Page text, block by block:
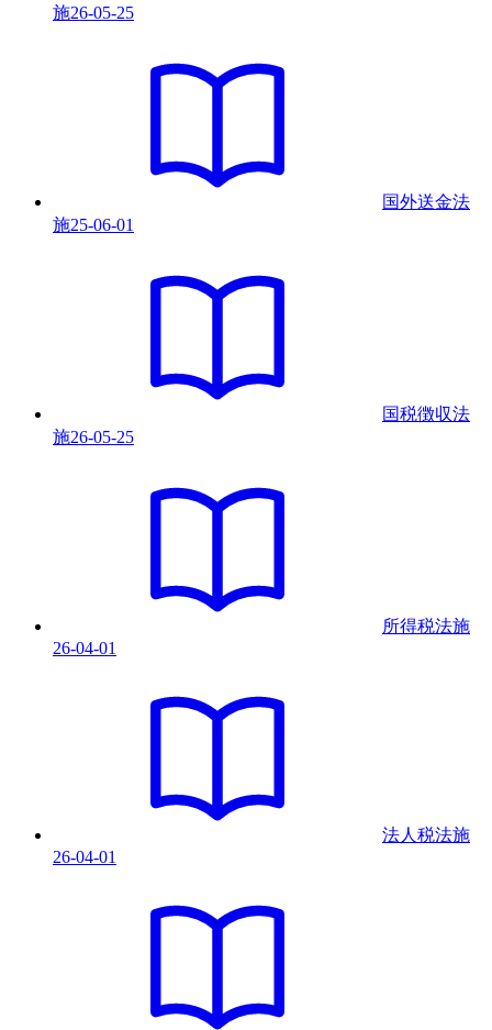
施26-05-25
国外送金法
施25-06-01
国税徴収法
施26-05-25
所得税法施
26-04-01
法人税法施
26-04-01